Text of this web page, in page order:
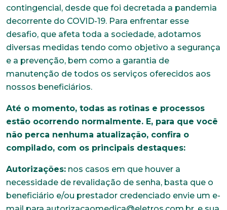
contingencial, desde que foi decretada a pandemia
decorrente do COVID-19. Para enfrentar esse
desafio, que afeta toda a sociedade, adotamos
diversas medidas tendo como objetivo a segurança
e a prevenção, bem como a garantia de
manutenção de todos os serviços oferecidos aos
nossos beneficiários.
Até o momento, todas as rotinas e processos
estão ocorrendo normalmente. E, para que você
não perca nenhuma atualização, confira o
compilado, com os principais destaques:
Autorizações: nos casos em que houver a
necessidade de revalidação de senha, basta que o
beneficiário e/ou prestador credenciado envie um e-